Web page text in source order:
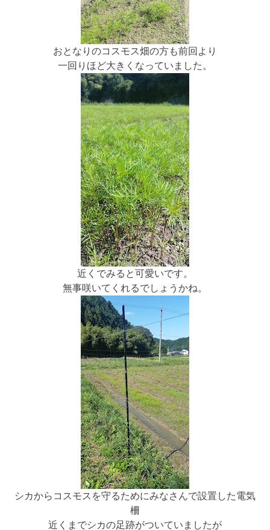
おとなりのコスモス畑の方も前回より
一回りほど大きくなっていました。
近くでみると可愛いです。
無事咲いてくれるでしょうかね。
シカからコスモスを守るためにみなさんで設置した電気
柵
近くまでシカの足跡がついていましたが